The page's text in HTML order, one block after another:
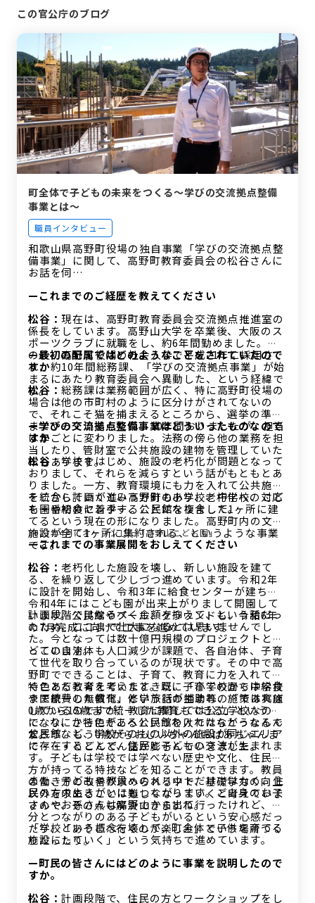
この官公庁のブログ
町全体で子どもの未来をつくる〜学びの交流拠点整備
事業とは～
職員インタビュー
和歌山県高野町役場の独自事業「学びの交流拠点整
備事業」に関して、高野町教育委員会の松谷さんに
お話を伺…
—これまでのご経歴を教えてください
松谷：現在は、高野町教育委員会交流拠点推進室の
係長をしています。高野山大学を卒業後、大阪のス
ポーツクラブに就職をし、約6年間勤めました。そ
の後、高野町役場の社会人枠で平成21年に採用さ
れ、約10年間総務課、「学びの交流拠点事業」が始
まるにあたり教育委員会へ異動した、という経緯で
す。
—最初の配属ではどのようなことをされていたので
すか
松谷：総務課は業務範囲が広く、特に高野町役場の
場合は他の市町村のように区分けがされてないの
で、それこそ猫を捕まえるところから、選挙の準備
までやっていましたね。10年間おりましたが、担当
は年ごとに変わりました。法務の傍ら他の業務を担
当したり、管財室で公共施設の建物を管理していた
年もあります。
—学びの交流拠点整備事業はどういったものなので
すか
松谷：学校をはじめ、施設の老朽化が問題となって
おりまして、それらを減らすという話がもともとあ
りました。一方、教育環境にも力を入れて公共施設
を統合していくという方針もあり、老朽化への対応
を一番初めに着手することになりました。
そこから計画が進み高野町の小学校、中学校、こど
も園や給食センター、公民館を複合して1ヶ所に建
てるという現在の形になりました。高野町内の文教
施設が全て1ヶ所に集約される、というような事業
です。
2023年4月にオープンした「高野山こども園」
—これまでの事業展開をおしえてください
松谷：老朽化した施設を壊し、新しい施設を建て
る、を繰り返して少しづつ進めています。令和2年
に設計を開始し、令和3年に給食センターが建ち、
令和4年にはこども園が出来上がりまして開園して
います。公民館やプール、グラウンドも、令和6年
の7月完成に向けて工事を進めています。
計画段階ではなるべく金額を抑えて、という話だっ
たため、ここまで壮大になるとは思いませんでし
た。今となっては数十億円規模のプロジェクトとな
っています。
どこの自治体も人口減少が課題で、各自治体、子育
て世代を取り合っているのが現状です。その中で高
野町でできることは、子育て、教育に力を入れてい
くことだと考えています。既に子育ての面では給食
や医療費の無償化、修学旅行の補助等の施策は実施
しているのですが、教育に関しては公立学校なの
で、なにか特色があるというわけではなかったんで
す。
特色ある教育を考えたときに、「小学校から中学校
まで統一した教育」という話が生まれ、「であれば
0歳から15歳まで統一した教育もできる」という話
になり、さらにそこへ公民館を入れたらどうなるん
だろう、もう0歳からおじいちゃんおばあちゃんま
で・・・とどんどん話が膨らんでいきました。
公民館など、学校そのもの以外の施設が同じエリア
に存在することで、住民と子どもの交流が生まれま
す。子どもは学校では学べない歴史や文化、住民の
方が持ってる特技などを知ることができます。教員
の働き方の改善が求められる中で、基礎学力の向上
以外を求めることは難しくなっていくと考えていま
すので、その点も解決できますね。
また、子どもや教員へのメリットだけではなく、住
民の方の生きがいにもつながります。ご自身のお子
さんやお孫さんは高野山から出て行ったけれど、自
分とつながりのある子どもがいるという安心感だっ
たり、「あそこへ行くのが楽しみ」という場所づく
りだったり。
「学校という概念を壊して、町全体で子供を育てる
施設にしていく」という気持ちで進めています。
—町民の皆さんにはどのように事業を説明したので
すか。
松谷：計画段階で、住民の方とワークショップをし